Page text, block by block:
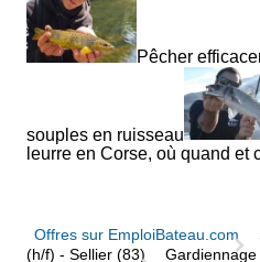
Pêcher
souples en ruisseau
leurre en Corse, où quand et
Offres sur EmploiBateau.com
(h/f) - Sellier (83)